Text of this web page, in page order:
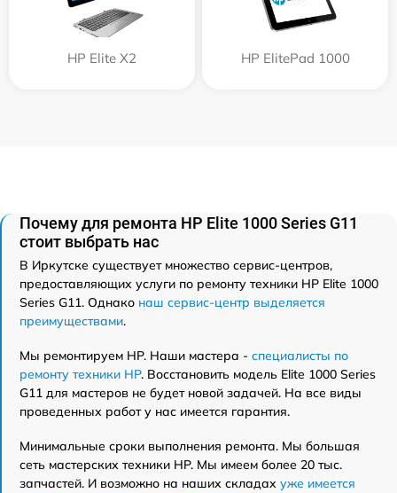
HP Elite X2 HP ElitePad 1000
Почему для ремонта HP Elite 1000 Series G11
стоит выбрать нас
В Иркутске существует множество сервис-центров,
предоставляющих услуги по ремонту техники HP Elite 1000
Series G11. Однако наш сервис-центр выделяется
преимуществами.
Мы ремонтируем HP. Наши мастера - специалисты по
ремонту техники HP. Восстановить модель Elite 1000 Series
G11 для мастеров не будет новой задачей. На все виды
проведенных работ у нас имеется гарантия.
Минимальные сроки выполнения ремонта. Мы большая
сеть мастерских техники HP. Мы имеем более 20 тыс.
запчастей. И возможно на наших складах уже имеется